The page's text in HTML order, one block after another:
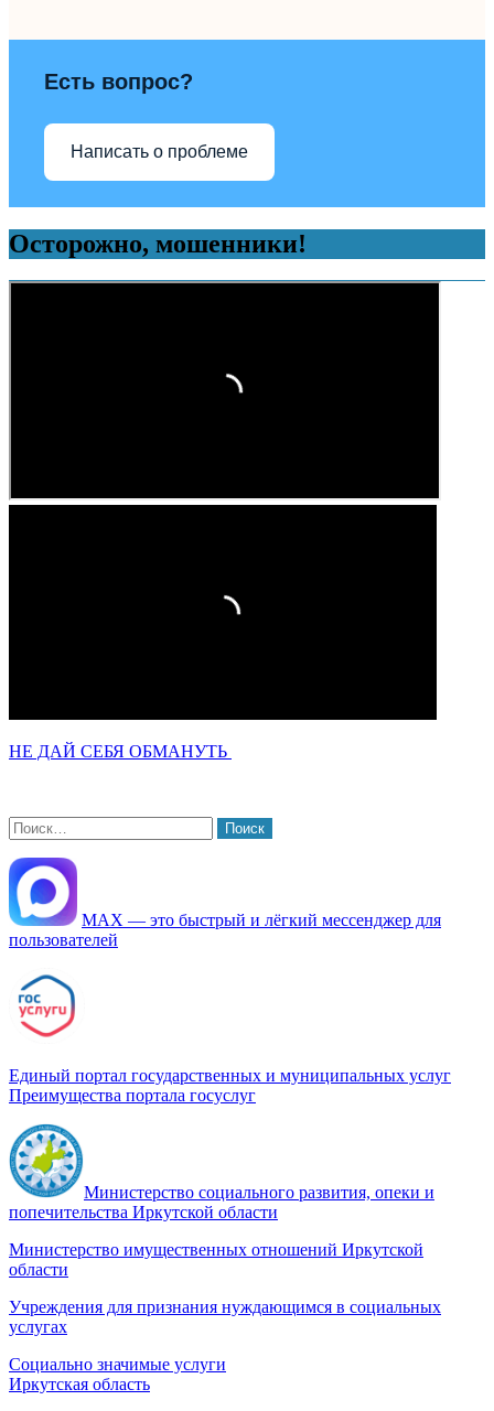
Есть вопрос?
Написать о проблеме
Осторожно, мошенники!
НЕ ДАЙ СЕБЯ ОБМАНУТЬ
Найти:
МАХ — это быстрый и лёгкий мессенджер для
пользователей
Единый портал государственных и муниципальных услуг
Преимущества портала госуслуг
Министерство социального развития, опеки и
попечительства Иркутской области
Министерство имущественных отношений Иркутской
области
Учреждения для признания нуждающимся в социальных
услугах
Социально значимые услуги
Иркутская область